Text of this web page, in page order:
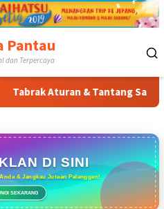
Pantau
dan Terpercaya
& Tantang Satpol PP:
DI SINI
& Jangkau Jutaan Pelanggan!
SEKARANG